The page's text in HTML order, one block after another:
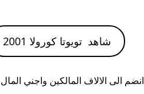
شاهد تويوتا كورولا 2001
انضم الى الالاف المالكين واجني